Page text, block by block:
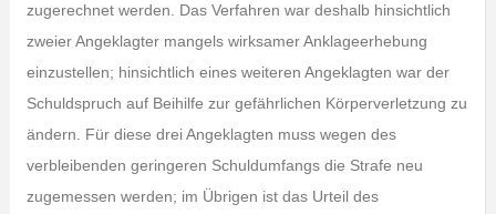
zugerechnet werden. Das Verfahren war deshalb hinsichtlich
zweier Angeklagter mangels wirksamer Anklageerhebung
einzustellen; hinsichtlich eines weiteren Angeklagten war der
Schuldspruch auf Beihilfe zur gefährlichen Körperverletzung zu
ändern. Für diese drei Angeklagten muss wegen des
verbleibenden geringeren Schuldumfangs die Strafe neu
zugemessen werden; im Übrigen ist das Urteil des